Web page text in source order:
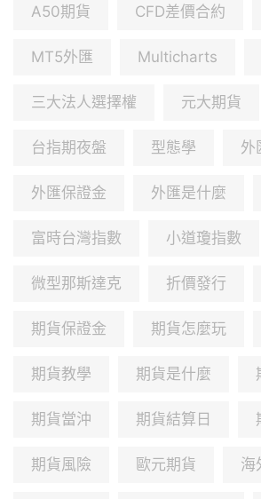
A50期貨 CFD差價合約
MT5外匯 Multicharts
三大法人選擇權 元大期貨
台指期夜盤 型態學 外
外匯保證金 外匯是什麼
富時台灣指數 小道瓊指數
微型那斯達克 折價發行
期貨保證金 期貨怎麼玩
期貨教學 期貨是什麼
期貨當沖 期貨結算日
期貨風險 歐元期貨 海